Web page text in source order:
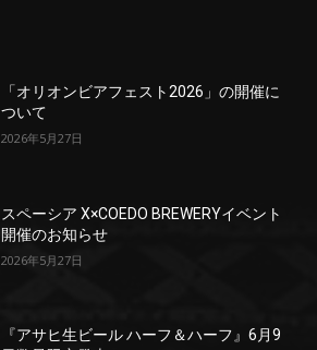
「オリオンビアフェスト2026」の開催に
ついて
2026年5月27日
スペーシア X×COEDO BREWERYイベント
開催のお知らせ
2026年5月27日
『アサヒ生ビール ハーフ＆ハーフ』6月9